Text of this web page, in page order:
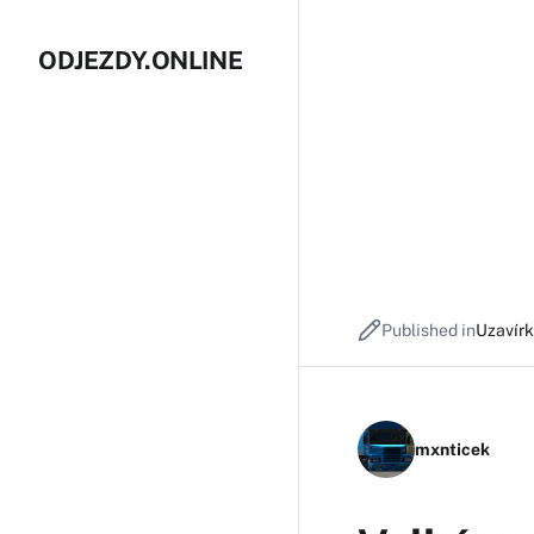
ODJEZDY.ONLINE
Published in
mxnticek